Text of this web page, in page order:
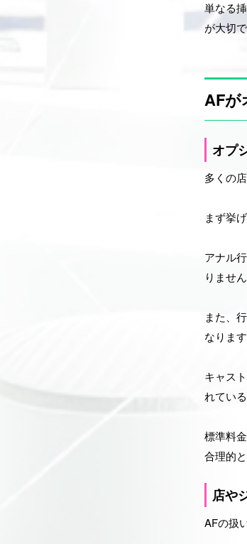
単なる
が大切で
AFが
オプ
多くの
まず挙
アナル
りません
また、
なります
キャス
れている
標準料
合理的
店や
AFの扱